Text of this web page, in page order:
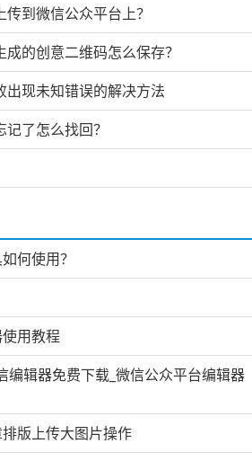
到微信公众平台上？
的创意二维码怎么保存？
出现未知错误的解决方法
了怎么找回？
何使用？
用教程
编辑器免费下载_微信公众平台编辑器
版上传大图片操作